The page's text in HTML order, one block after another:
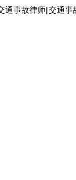
通事故律师||交通事